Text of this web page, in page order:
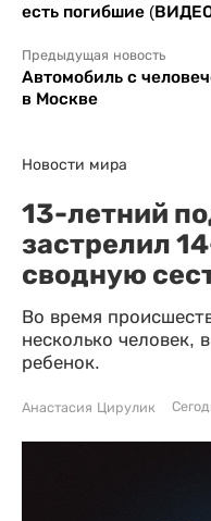
есть погибшие
Предыдущая новость
Автомобиль с
в Москве
Новости мира
13-летний
застрелил
сводную
Во время
несколько человек,
ребенок.
Анастасия Цирулик